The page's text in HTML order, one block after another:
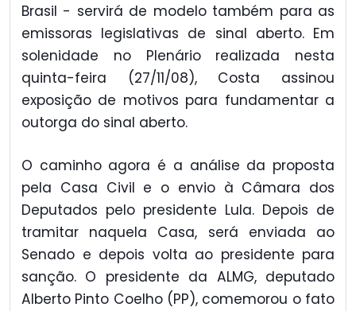
Brasil - servirá de modelo também para as
emissoras legislativas de sinal aberto. Em
solenidade no Plenário realizada nesta
quinta-feira (27/11/08), Costa assinou
exposição de motivos para fundamentar a
outorga do sinal aberto.
O caminho agora é a análise da proposta
pela Casa Civil e o envio à Câmara dos
Deputados pelo presidente Lula. Depois de
tramitar naquela Casa, será enviada ao
Senado e depois volta ao presidente para
sanção. O presidente da ALMG, deputado
Alberto Pinto Coelho (PP), comemorou o fato